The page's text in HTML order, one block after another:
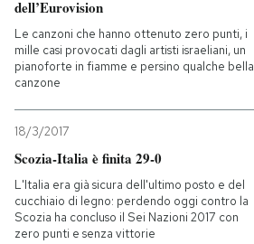
I MIEI PREFERITI
CALENDARIO
AREA PERSONALE
dell’Eurovision
Le canzoni che hanno ottenuto zero punti, i
mille casi provocati dagli artisti israeliani, un
pianoforte in fiamme e persino qualche bella
canzone
18/3/2017
Scozia-Italia è finita 29-0
L'Italia era già sicura dell'ultimo posto e del
cucchiaio di legno: perdendo oggi contro la
Scozia ha concluso il Sei Nazioni 2017 con
zero punti e senza vittorie